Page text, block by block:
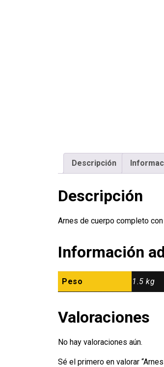
Descripción
Descripción
Arnes de cuerpo completo
Información
Peso 1.5 kg
Valoraciones
No hay valoraciones aún.
Sé el primero en valorar